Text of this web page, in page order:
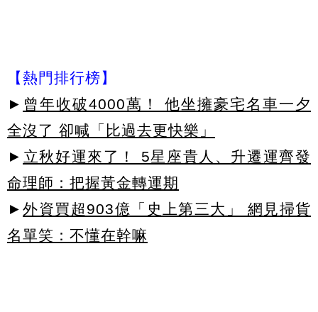
【熱門排行榜】
► 曾年收破4000萬！ 他坐擁豪宅名車一夕
全沒了 卻喊「比過去更快樂」
► 立秋好運來了！ 5星座貴人、升遷運齊發
命理師：把握黃金轉運期
► 外資買超903億「史上第三大」 網見掃貨
名單笑：不懂在幹嘛